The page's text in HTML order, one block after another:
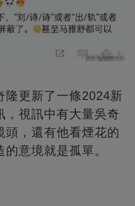
隆更新了一條2024新
，視訊中有大量吳奇
頭，還有他看煙花的
意境就是孤單。